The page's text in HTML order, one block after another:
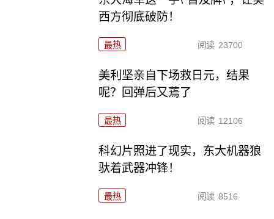
西方彻底破防！
最热 阅读 23700
美利坚亲自下场救日元，结果
呢？回弹后又蔫了
最热 阅读 12106
科幻片照进了现实，东大机器狼
驮着武器冲锋！
最热 阅读 8516